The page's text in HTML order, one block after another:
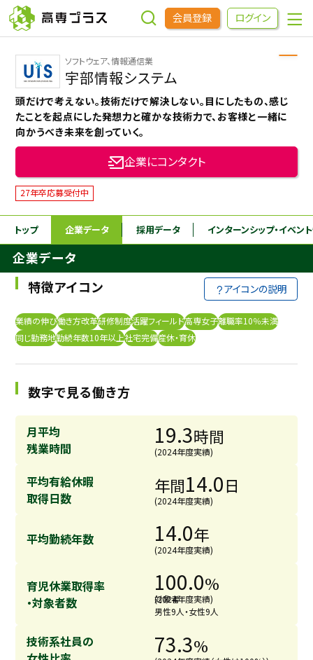
会員登録 ログイン
企業をさがす
進学先をさがす
インターンシップ・イベントをさがす
高専OBOGをさがす
高専プラスセミナー
高専生コミュニティ
本科5年生・専攻科2年生向け 採用継続中の企業特集
ソフトウェア、情報通信業
宇部情報システム
頭だけで考えない。技術だけで解決しない。目にしたもの、感じ
たことを起点にした発想力と確かな技術力で、お客様と一緒に
向かうべき未来を創っていく。
企業にコンタクト
27年卒応募受付中
トップ 企業データ 採用データ インターンシップ・イベン
企業データ
特徴アイコン
アイコンの説明
業績の伸び働き方改革研修制度活躍フィールド高専女子離職率10％未満
同じ勤務地勤続年数10年以上社宅完備産休・育休
数字で見る働き方
月平均
残業時間
19.3時間
(2024年度実績)
平均有給休暇
取得日数
年間14.0日
(2024年度実績)
平均勤続年数 14.0年
(2024年度実績)
育児休業取得率
・対象者数
100.0%
対象者
男性9人・女性9人
(2024年度実績)
技術系社員の
73.3%